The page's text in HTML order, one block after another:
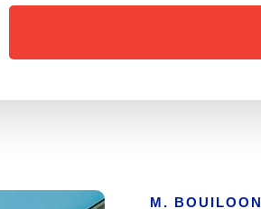
M. BOUILOON